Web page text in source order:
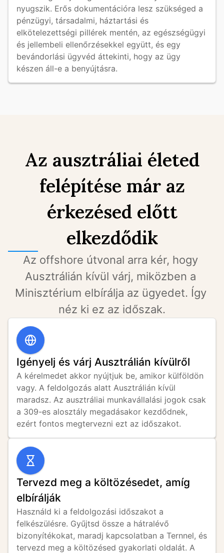
nyugszik. Erős dokumentációra lesz szükséged a
pénzügyi, társadalmi, háztartási és
elkötelezettségi pillérek mentén, az egészségügyi
és jellembeli ellenőrzésekkel együtt, és egy
bevándorlási ügyvéd áttekinti, hogy az ügy
készen áll-e a benyújtásra.
Az ausztráliai életed
felépítése már az
érkezésed előtt
elkezdődik
Az offshore útvonal arra kér, hogy
Ausztrálián kívül várj, miközben a
Minisztérium elbírálja az ügyedet. Így
néz ki ez az időszak.
Igényelj és várj Ausztrálián kívülről
A kérelmedet akkor nyújtjuk be, amikor külföldön
vagy. A feldolgozás alatt Ausztrálián kívül
maradsz. Az ausztráliai munkavállalási jogok csak
a 309-es alosztály megadásakor kezdődnek,
ezért fontos megtervezni ezt az időszakot.
Tervezd meg a költözésedet, amíg
elbírálják
Használd ki a feldolgozási időszakot a
felkészülésre. Gyűjtsd össze a hátralévő
bizonyítékokat, maradj kapcsolatban a Ternnel, és
tervezd meg a költözésed gyakorlati oldalát. A